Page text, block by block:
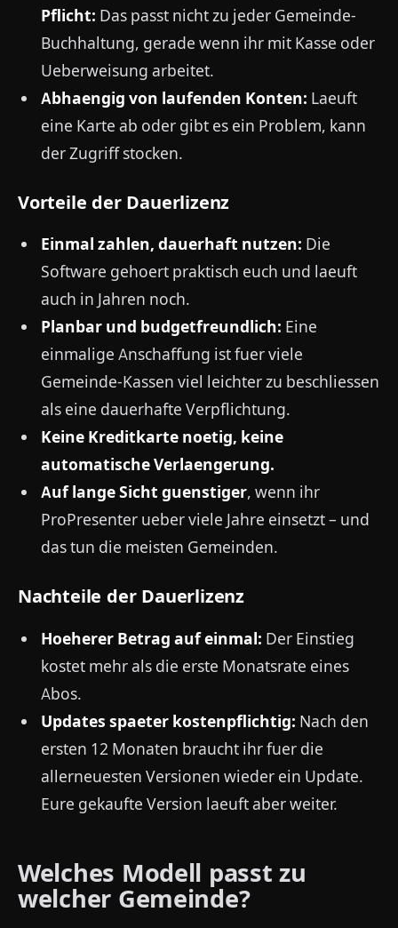
Pflicht: Das passt nicht zu jeder Gemeinde-
Buchhaltung, gerade wenn ihr mit Kasse oder
Ueberweisung arbeitet.
Abhaengig von laufenden Konten: Laeuft
eine Karte ab oder gibt es ein Problem, kann
der Zugriff stocken.
Vorteile der Dauerlizenz
Einmal zahlen, dauerhaft nutzen: Die
Software gehoert praktisch euch und laeuft
auch in Jahren noch.
Planbar und budgetfreundlich: Eine
einmalige Anschaffung ist fuer viele
Gemeinde-Kassen viel leichter zu beschliessen
als eine dauerhafte Verpflichtung.
Keine Kreditkarte noetig, keine
automatische Verlaengerung.
Auf lange Sicht guenstiger, wenn ihr
ProPresenter ueber viele Jahre einsetzt – und
das tun die meisten Gemeinden.
Nachteile der Dauerlizenz
Hoeherer Betrag auf einmal: Der Einstieg
kostet mehr als die erste Monatsrate eines
Abos.
Updates spaeter kostenpflichtig: Nach den
ersten 12 Monaten braucht ihr fuer die
allerneuesten Versionen wieder ein Update.
Eure gekaufte Version laeuft aber weiter.
Welches Modell passt zu
welcher Gemeinde?